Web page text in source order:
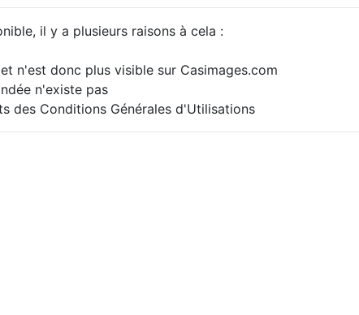
il y a plusieurs raisons à cela :
n'est donc plus visible sur Casimages.com
n'existe pas
des Conditions Générales d'Utilisations